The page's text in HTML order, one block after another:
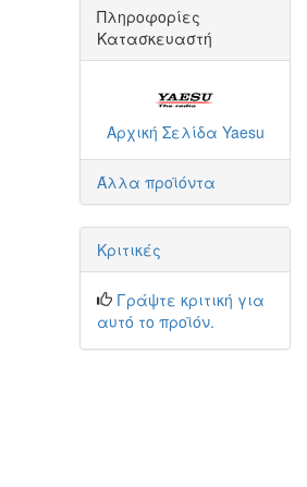
Πληροφορίες
Κατασκευαστή
Αρχική Σελίδα Yaesu
Άλλα προϊόντα
Κριτικές
Γράψτε κριτική για
αυτό το προϊόν.